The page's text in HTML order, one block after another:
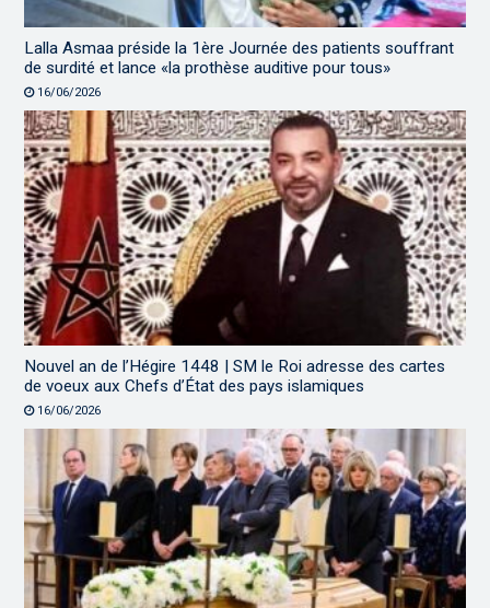
Lalla Asmaa préside la 1ère Journée des patients souffrant
de surdité et lance «la prothèse auditive pour tous»
16/06/2026
Nouvel an de l’Hégire 1448 | SM le Roi adresse des cartes
de voeux aux Chefs d’État des pays islamiques
16/06/2026